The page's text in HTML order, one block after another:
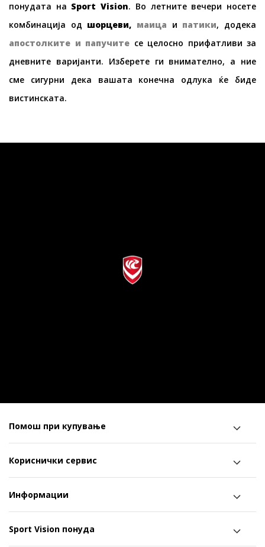
понудата на Sport Vision. Во летните вечери носете
комбинација од шорцеви, маица и патики, додека
апостолките и папучите се целосно прифатливи за
дневните варијанти. Изберете ги внимателно, а ние
сме сигурни дека вашата конечна одлука ќе биде
вистинската.
Помош при купување
Кориснички сервис
Информации
Sport Vision понуда